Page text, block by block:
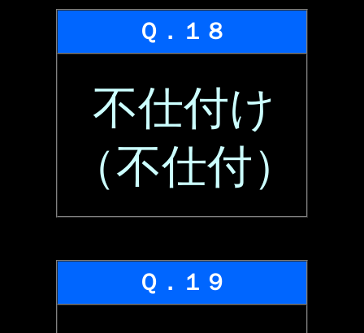
Ｑ．１８
不仕付け
（不仕付）
Ｑ．１９